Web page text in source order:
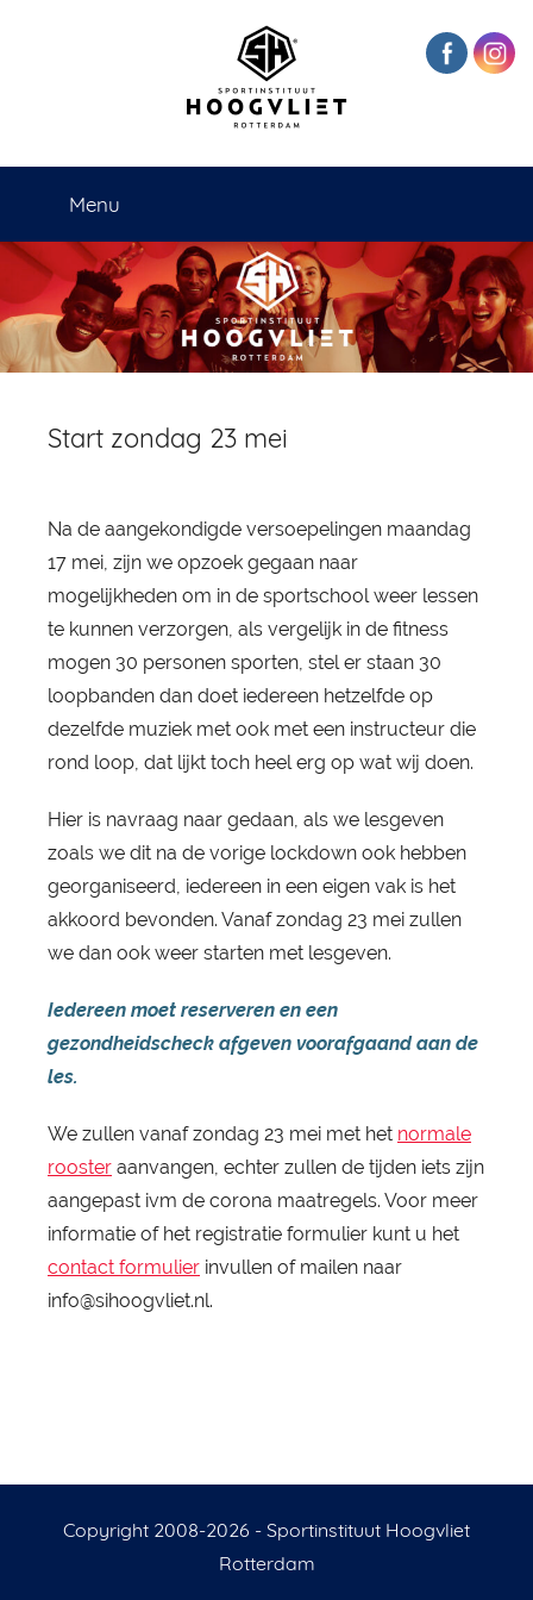
Sportinstituut
Hoogvliet
Rotterdam
Menu
Start zondag 23 mei
Na de aangekondigde versoepelingen maandag
17 mei, zijn we opzoek gegaan naar
mogelijkheden om in de sportschool weer lessen
te kunnen verzorgen, als vergelijk in de fitness
mogen 30 personen sporten, stel er staan 30
loopbanden dan doet iedereen hetzelfde op
dezelfde muziek met ook met een instructeur die
rond loop, dat lijkt toch heel erg op wat wij doen.
Hier is navraag naar gedaan, als we lesgeven
zoals we dit na de vorige lockdown ook hebben
georganiseerd, iedereen in een eigen vak is het
akkoord bevonden. Vanaf zondag 23 mei zullen
we dan ook weer starten met lesgeven.
Iedereen moet reserveren en een
gezondheidscheck afgeven voorafgaand aan de
les.
We zullen vanaf zondag 23 mei met het normale
rooster aanvangen, echter zullen de tijden iets zijn
aangepast ivm de corona maatregels. Voor meer
informatie of het registratie formulier kunt u het
contact formulier invullen of mailen naar
info@sihoogvliet.nl.
Copyright 2008-2026 - Sportinstituut Hoogvliet
Rotterdam